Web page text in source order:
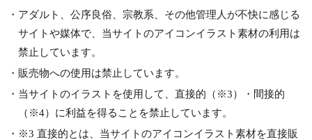
・アダルト、公序良俗、宗教系、その他管理人が不快に感じる
サイトや媒体で、当サイトのアイコンイラスト素材の利用は
禁止しています。
・販売物への使用は禁止しています。
・当サイトのイラストを使用して、直接的（※3）・間接的
（※4）に利益を得ることを禁止しています。
・※3 直接的とは、当サイトのアイコンイラスト素材を直接販